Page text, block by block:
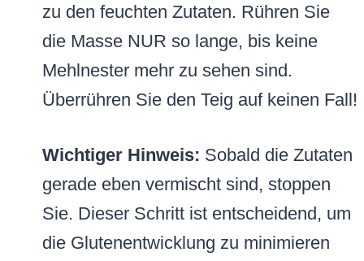
zu den feuchten Zutaten. Rühren Sie
die Masse NUR so lange, bis keine
Mehlnester mehr zu sehen sind.
Überrühren Sie den Teig auf keinen Fall!
Wichtiger Hinweis: Sobald die Zutaten
gerade eben vermischt sind, stoppen
Sie. Dieser Schritt ist entscheidend, um
die Glutenentwicklung zu minimieren